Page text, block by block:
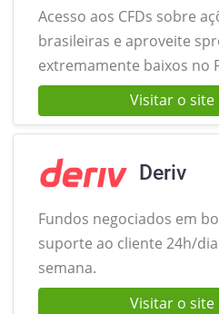
Acesso aos CFDs sobre
brasileiras e aproveite
extremamente baixos no
Visitar o site
Deriv
Fundos negociados em
suporte ao cliente 24h/
semana.
Visitar o site